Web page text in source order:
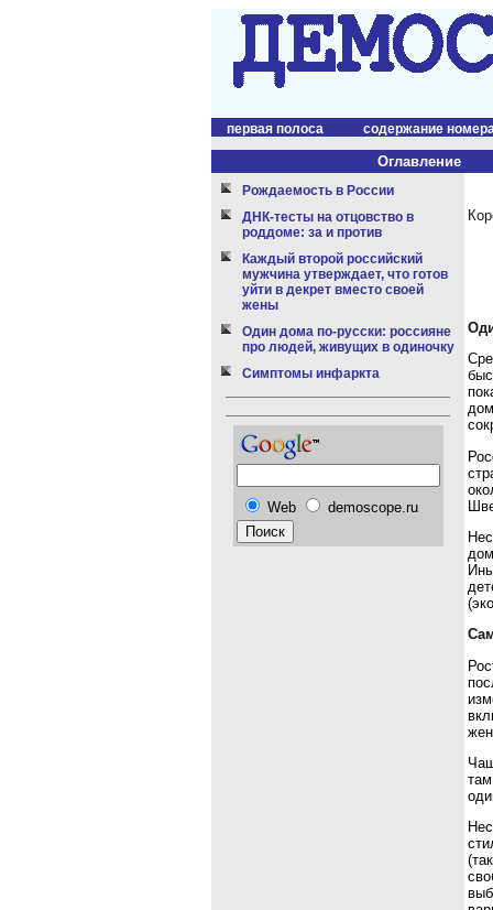
первая полоса содержание
Оглавление
Рождаемость в России
ДНК-тесты на отцовство в
роддоме: за и против
Каждый второй российский
мужчина утверждает, что готов
уйти в декрет вместо своей
жены
Один дома по-русски: россияне
про людей, живущих в одиночку
Симптомы инфаркта
Web demoscope.ru